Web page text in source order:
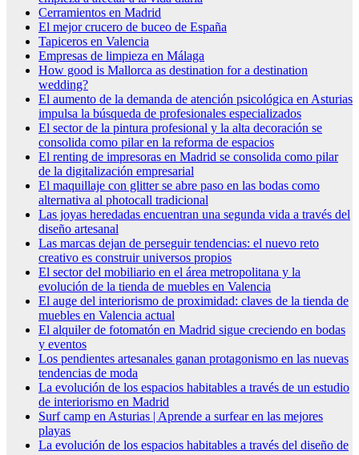
Cerramientos en Madrid
El mejor crucero de buceo de España
Tapiceros en Valencia
Empresas de limpieza en Málaga
How good is Mallorca as destination for a destination
wedding?
El aumento de la demanda de atención psicológica en Asturias
impulsa la búsqueda de profesionales especializados
El sector de la pintura profesional y la alta decoración se
consolida como pilar en la reforma de espacios
El renting de impresoras en Madrid se consolida como pilar
de la digitalización empresarial
El maquillaje con glitter se abre paso en las bodas como
alternativa al photocall tradicional
Las joyas heredadas encuentran una segunda vida a través del
diseño artesanal
Las marcas dejan de perseguir tendencias: el nuevo reto
creativo es construir universos propios
El sector del mobiliario en el área metropolitana y la
evolución de la tienda de muebles en Valencia
El auge del interiorismo de proximidad: claves de la tienda de
muebles en Valencia actual
El alquiler de fotomatón en Madrid sigue creciendo en bodas
y eventos
Los pendientes artesanales ganan protagonismo en las nuevas
tendencias de moda
La evolución de los espacios habitables a través de un estudio
de interiorismo en Madrid
Surf camp en Asturias | Aprende a surfear en las mejores
playas
La evolución de los espacios habitables a través del diseño de